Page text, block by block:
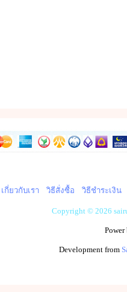
เกี่ยวกับเรา วิธีสั่งซื้อ วิธีชำระเงิน
Copyright © 2026
Development from